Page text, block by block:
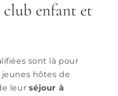
club enfant et
sont là pour
hôtes de
leur séjour à